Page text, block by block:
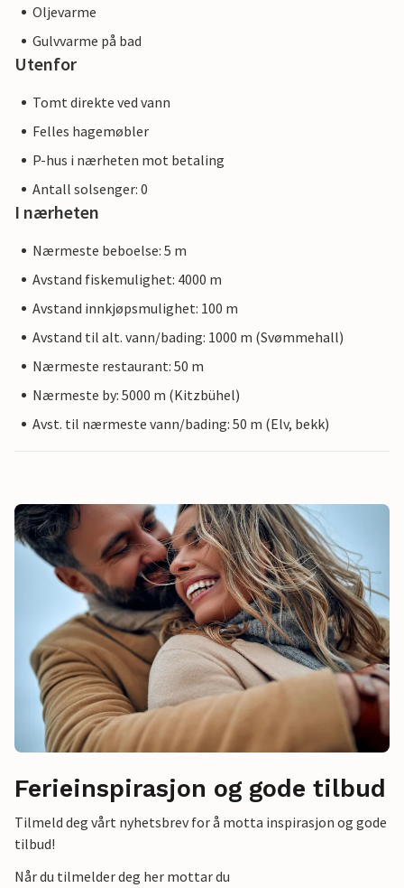
Oljevarme
Gulvvarme på bad
Utenfor
Tomt direkte ved vann
Felles hagemøbler
P-hus i nærheten mot betaling
Antall solsenger: 0
I nærheten
Nærmeste beboelse: 5 m
Avstand fiskemulighet: 4000 m
Avstand innkjøpsmulighet: 100 m
Avstand til alt. vann/bading: 1000 m (Svømmehall)
Nærmeste restaurant: 50 m
Nærmeste by: 5000 m (Kitzbühel)
Avst. til nærmeste vann/bading: 50 m (Elv, bekk)
Ferieinspirasjon og gode tilbud
Tilmeld deg vårt nyhetsbrev for å motta inspirasjon og gode
tilbud!
Når du tilmelder deg her mottar du